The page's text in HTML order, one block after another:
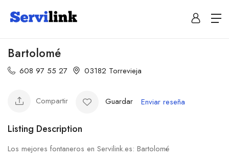
Bartolomé
608 97 55 27 03182 Torrevieja
Compartir Guardar Enviar reseña
Listing Description
Los mejores fontaneros en Servilink.es: Bartolomé